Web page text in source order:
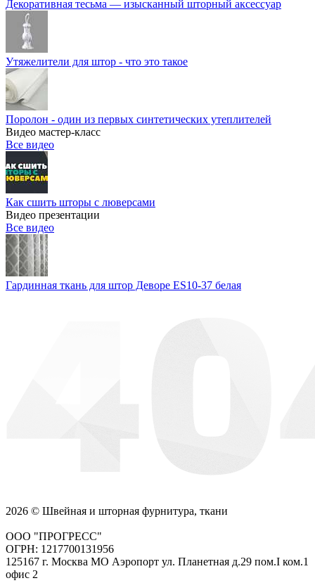
Декоративная тесьма — изысканный шторный аксессуар
Утяжелители для штор - что это такое
Поролон - один из первых синтетических утеплителей
Видео мастер-класс
Все видео
Как сшить шторы с люверсами
Видео презентации
Все видео
Гардинная ткань для штор Деворе ES10-37 белая
2026 © Швейная и шторная фурнитура, ткани
ООО "ПРОГРЕСС"
ОГРН: 1217700131956
125167 г. Москва МО Аэропорт ул. Планетная д.29 пом.I ком.1
офис 2